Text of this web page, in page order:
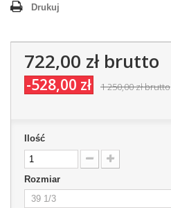
Drukuj
722,00 złbrutto
-528,00 zł 1 250,00 złbrutto
Ilość
Rozmiar